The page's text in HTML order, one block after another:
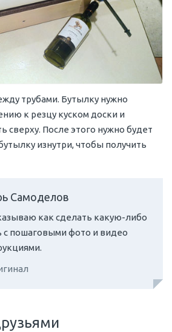
трубами. Бутылку нужно
к резцу куском доски и
сверху. После этого нужно будет
изнутри, чтобы получить
Самоделов
как сделать какую-либо
с пошаговыми фото и видео